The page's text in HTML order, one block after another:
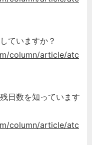
ていますか？
column/article/atc
日数を知っています
column/article/atc